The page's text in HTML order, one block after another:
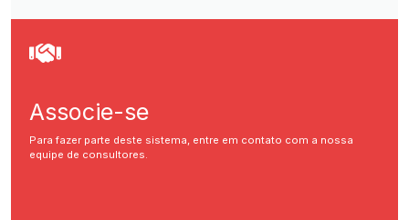
Associe-se
Para fazer parte deste sistema, entre em contato com a nossa
equipe de consultores.